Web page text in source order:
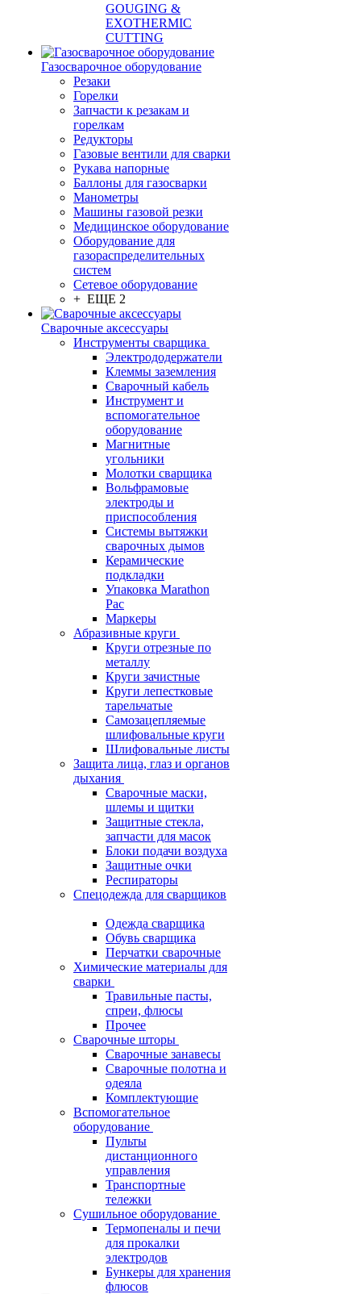
GOUGING &
EXOTHERMIC
CUTTING
Газосварочное оборудование
Резаки
Горелки
Запчасти к резакам и
горелкам
Редукторы
Газовые вентили для сварки
Рукава напорные
Баллоны для газосварки
Манометры
Машины газовой резки
Медицинское оборудование
Оборудование для
газораспределительных
систем
Сетевое оборудование
+ ЕЩЕ 2
Сварочные аксессуары
Инструменты сварщика
Электрододержатели
Клеммы заземления
Сварочный кабель
Инструмент и
вспомогательное
оборудование
Магнитные
угольники
Молотки сварщика
Вольфрамовые
электроды и
приспособления
Системы вытяжки
сварочных дымов
Керамические
подкладки
Упаковка Marathon
Pac
Маркеры
Абразивные круги
Круги отрезные по
металлу
Круги зачистные
Круги лепестковые
тарельчатые
Самозацепляемые
шлифовальные круги
Шлифовальные листы
Защита лица, глаз и органов
дыхания
Сварочные маски,
шлемы и щитки
Защитные стекла,
запчасти для масок
Блоки подачи воздуха
Защитные очки
Респираторы
Спецодежда для сварщиков
Одежда сварщика
Обувь сварщика
Перчатки сварочные
Химические материалы для
сварки
Травильные пасты,
спреи, флюсы
Прочее
Сварочные шторы
Сварочные занавесы
Сварочные полотна и
одеяла
Комплектующие
Вспомогательное
оборудование
Пульты
дистанционного
управления
Транспортные
тележки
Сушильное оборудование
Термопеналы и печи
для прокалки
электродов
Бункеры для хранения
флюсов